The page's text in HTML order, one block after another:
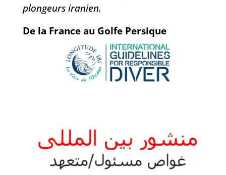
plongeurs iranien.
De la France au Golfe Persique